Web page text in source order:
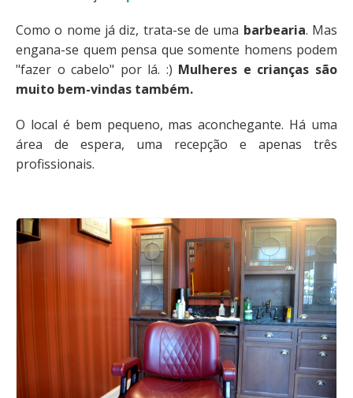
Como o nome já diz, trata-se de uma barbearia. Mas
engana-se quem pensa que somente homens podem
"fazer o cabelo" por lá. :) Mulheres e crianças são
muito bem-vindas também.
O local é bem pequeno, mas aconchegante. Há uma
área de espera, uma recepção e apenas três
profissionais.